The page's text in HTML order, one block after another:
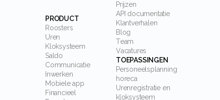
PRODUCT
Roosters
Uren
Kloksysteem
Saldo
Communicatie
Inwerken
Mobiele app
Financieel
Prijzen
API documentatie
Klantverhalen
Blog
Team
Vacatures
TOEPASSINGEN
Personeelsplanning
horeca
Urenregistratie en
kloksysteem